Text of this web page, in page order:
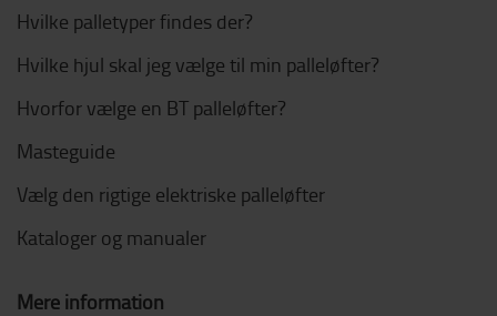
Hvilke palletyper findes der?
Hvilke hjul skal jeg vælge til min palleløfter?
Hvorfor vælge en BT palleløfter?
Masteguide
Vælg den rigtige elektriske palleløfter
Kataloger og manualer
Mere information